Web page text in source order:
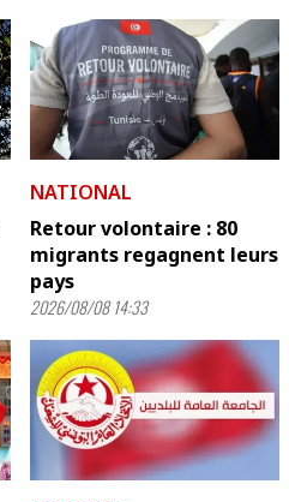
NATIONAL
Retour volontaire : 80
migrants regagnent leurs
pays
2026/08/08 14:33